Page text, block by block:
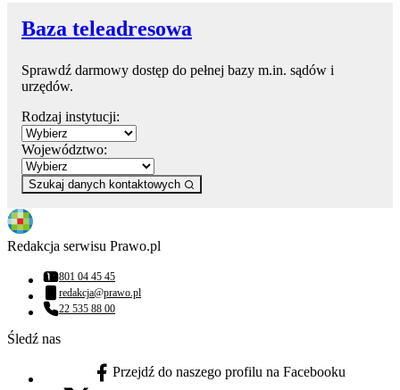
Baza teleadresowa
Sprawdź darmowy dostęp do pełnej bazy m.in. sądów i
urzędów.
Rodzaj instytucji:
Województwo:
Szukaj danych kontaktowych
Redakcja serwisu Prawo.pl
Numer telefonu:
801 04 45 45
Adres email:
redakcja@prawo.pl
Numer telefonu:
22 535 88 00
Śledź nas
facebook - otwiera się w nowej karcie
Przejdź do naszego profilu na Facebooku